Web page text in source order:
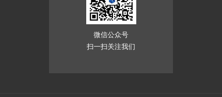
微信公众号
扫一扫关注我们